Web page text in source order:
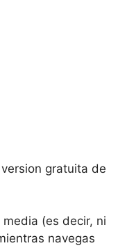
gratuita de
(es decir, ni
navegas